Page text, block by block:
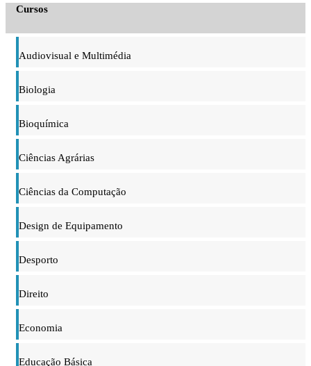
Cursos
Audiovisual e Multimédia
Biologia
Bioquímica
Ciências Agrárias
Ciências da Computação
Design de Equipamento
Desporto
Direito
Economia
Educação Básica